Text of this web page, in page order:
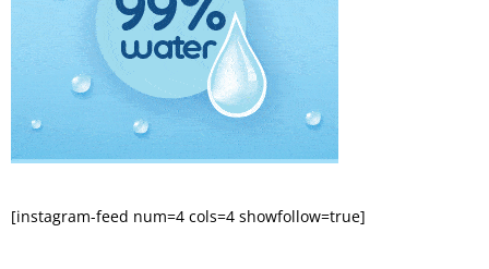
[instagram-feed num=4 cols=4 showfollow=true]